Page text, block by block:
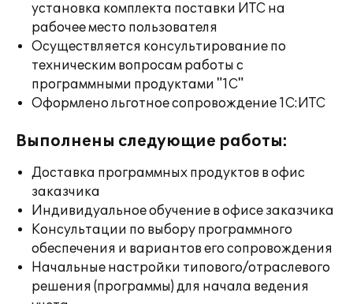
установка комплекта поставки ИТС на
рабочее место пользователя
Осуществляется консультирование по
техническим вопросам работы с
программными продуктами "1С"
Оформлено льготное сопровождение 1С:ИТС
Выполнены следующие работы:
Доставка программных продуктов в офис
заказчика
Индивидуальное обучение в офисе заказчика
Консультации по выбору программного
обеспечения и вариантов его сопровождения
Начальные настройки типового/отраслевого
решения (программы) для начала ведения